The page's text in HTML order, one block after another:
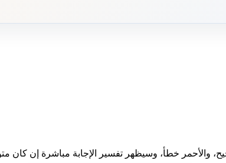
والأحمر خطأ، وسيظهر تفسير الإجابة مباشرة إن كان